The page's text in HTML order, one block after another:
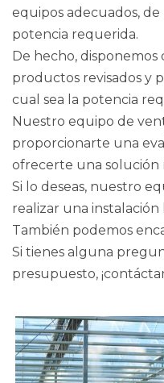
equipos adecuados,
potencia requerida.
De hecho,
productos revisados y
cual sea la potencia
Nuestro equipo de
proporcionarte una
ofrecerte una solución
Si lo deseas, nuestro
realizar una instalación
También podemos
Si tienes alguna
presupuesto,